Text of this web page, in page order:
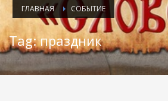
ГЛАВНАЯ СОБЫТИЕ
Tag: праздник